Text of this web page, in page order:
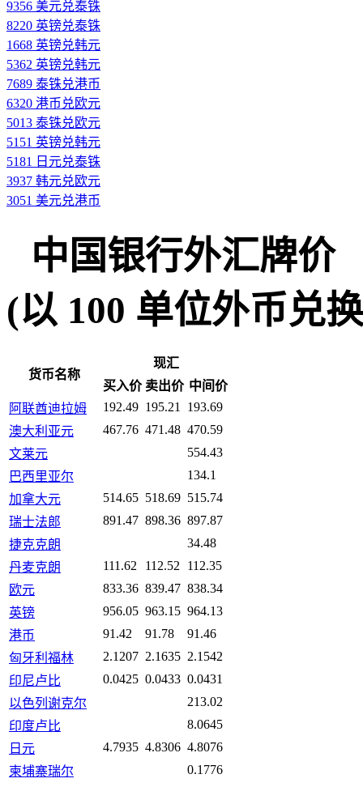
9356 美元兑泰铢
8220 英镑兑泰铢
1668 英镑兑韩元
5362 英镑兑韩元
7689 泰铢兑港币
6320 港币兑欧元
5013 泰铢兑欧元
5151 英镑兑韩元
5181 日元兑泰铢
3937 韩元兑欧元
3051 美元兑港币
中国银行外汇牌价
(以 100 单位外币兑
货币名称
现汇
买入价 卖出价 中间价
阿联酋迪拉姆
192.49 195.21
193.69
澳大利亚元
467.76 471.48 470.59
文莱元
554.43
巴西里亚尔
134.1
加拿大元
514.65 518.69 515.74
瑞士法郎
891.47 898.36 897.87
捷克克朗
34.48
丹麦克朗
111.62 112.52
112.35
欧元
833.36 839.47 838.34
英镑
956.05 963.15 964.13
港币
91.42 91.78
91.46
匈牙利福林
2.1207 2.1635 2.1542
印尼卢比
0.0425 0.0433 0.0431
以色列谢克尔
213.02
印度卢比
8.0645
日元
4.7935 4.8306 4.8076
柬埔寨瑞尔
0.1776